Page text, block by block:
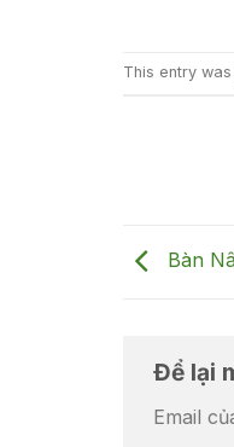
This entry
Bàn
Để lại
Email